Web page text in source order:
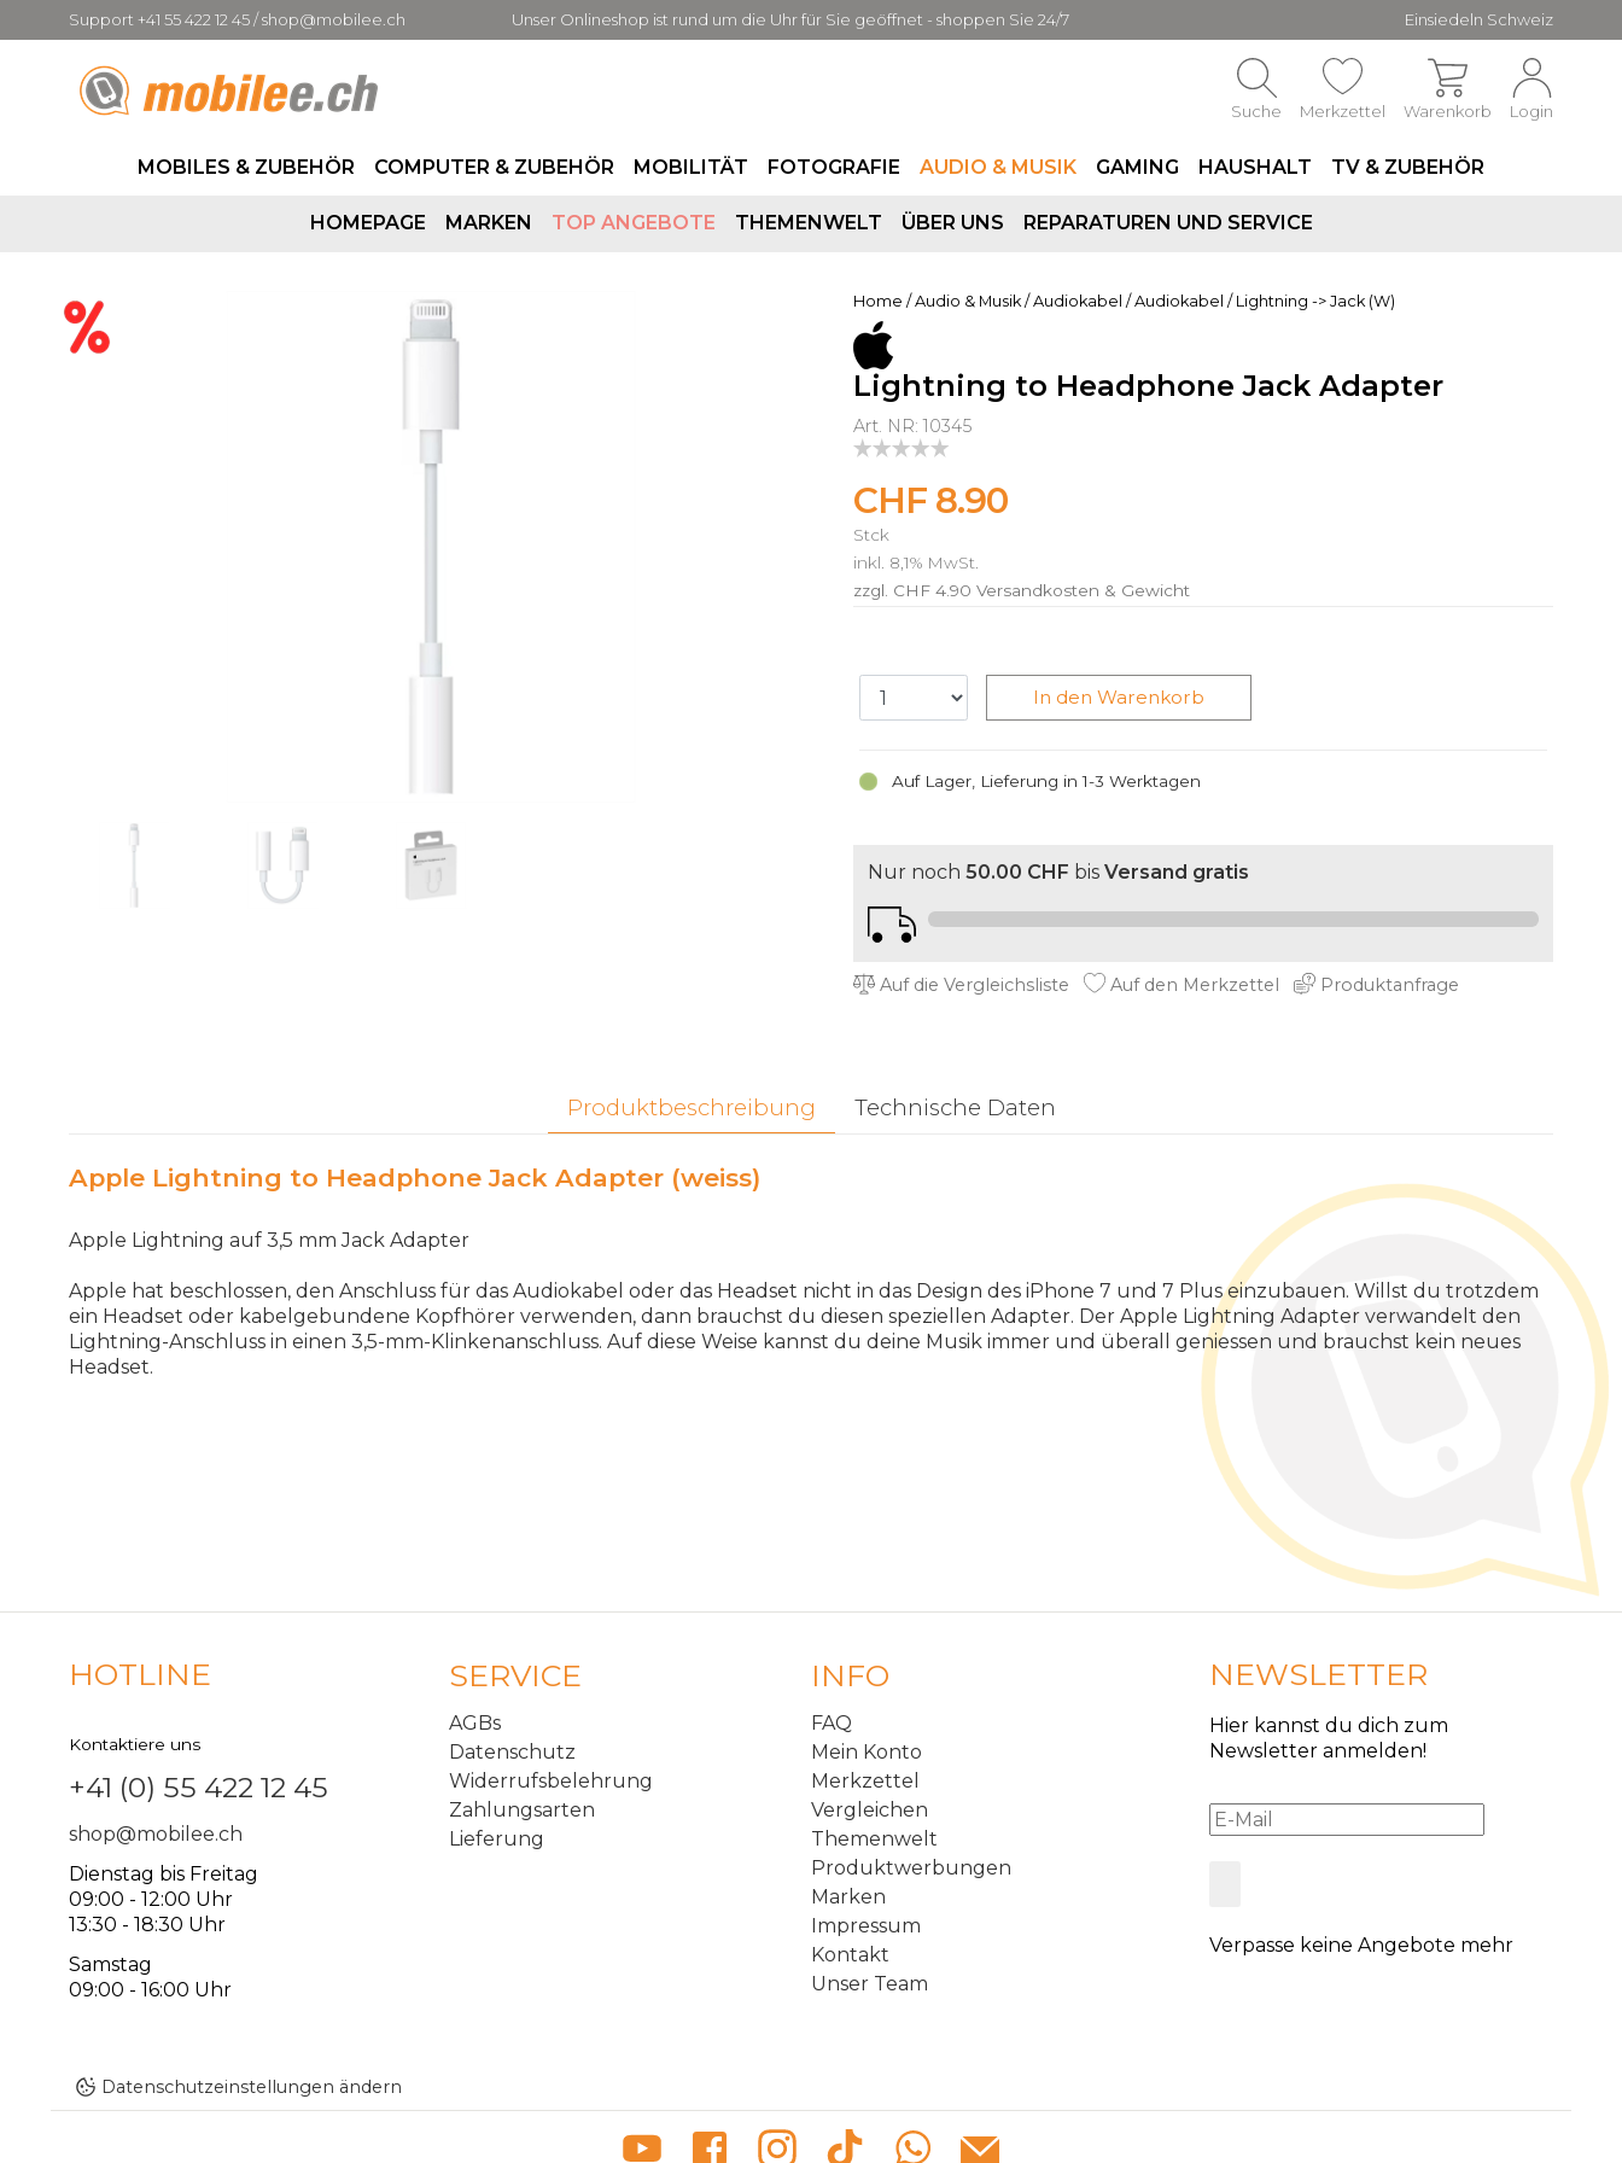
Support +41 55 422 12 45 / shop@mobilee.ch Unser Onlineshop ist rund um die Uhr für Sie geöffnet - shoppen Sie 24/7 Einsiedeln Schweiz
Suche Merkzettel Warenkorb Login
MOBILES & ZUBEHÖR COMPUTER & ZUBEHÖR MOBILITÄT FOTOGRAFIE AUDIO & MUSIK GAMING HAUSHALT TV & ZUBEHÖR
HOMEPAGE MARKEN TOP ANGEBOTE THEMENWELT ÜBER UNS REPARATUREN UND SERVICE
Home / Audio & Musik/ Audiokabel / Audiokabel / Lightning -> Jack (W)
Lightning to Headphone Jack Adapter
Art. NR: 10345
CHF 8.90
Stck
inkl. 8,1% MwSt.
zzgl. CHF 4.90 Versandkosten & Gewicht
Auf Lager, Lieferung in 1-3 Werktagen
In den Warenkorb
Nur noch 50.00 CHF bis Versand gratis
Auf die Vergleichsliste Auf den Merkzettel Produktanfrage
Produktbeschreibung Technische Daten
Apple Lightning to Headphone Jack Adapter (weiss)
Apple Lightning auf 3,5 mm Jack Adapter
Apple hat beschlossen, den Anschluss für das Audiokabel oder das Headset nicht in das Design des iPhone 7 und 7 Plus einzubauen. Willst du trotzdem
ein Headset oder kabelgebundene Kopfhörer verwenden, dann brauchst du diesen speziellen Adapter. Der Apple Lightning Adapter verwandelt den
Lightning-Anschluss in einen 3,5-mm-Klinkenanschluss. Auf diese Weise kannst du deine Musik immer und überall geniessen und brauchst kein neues
Headset.
HOTLINE
Kontaktiere uns
+41 (0) 55 422 12 45
shop@mobilee.ch
Dienstag bis Freitag
09:00 - 12:00 Uhr
13:30 - 18:30 Uhr
Samstag
09:00 - 16:00 Uhr
Datenschutzeinstellungen ändern
SERVICE
AGBs
Datenschutz
Widerrufsbelehrung
Zahlungsarten
Lieferung
INFO
FAQ
Mein Konto
Merkzettel
Vergleichen
Themenwelt
Produktwerbungen
Marken
Impressum
Kontakt
Unser Team
NEWSLETTER
Hier kannst du dich zum
Newsletter anmelden!
Verpasse keine Angebote mehr